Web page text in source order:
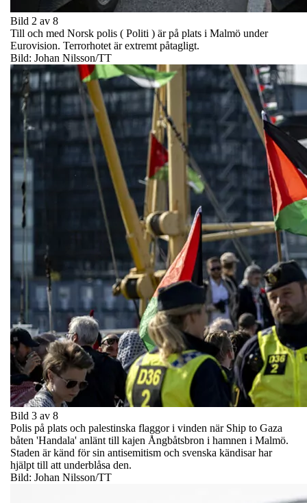
Bild 2 av 8
Till och med Norsk polis ( Politi ) är på plats i Malmö under
Eurovision. Terrorhotet är extremt påtagligt.
Bild: Johan Nilsson/TT
Bild 3 av 8
Polis på plats och palestinska flaggor i vinden när Ship to Gaza
båten 'Handala' anlänt till kajen Ångbåtsbron i hamnen i Malmö.
Staden är känd för sin antisemitism och svenska kändisar har
hjälpt till att underblåsa den.
Bild: Johan Nilsson/TT